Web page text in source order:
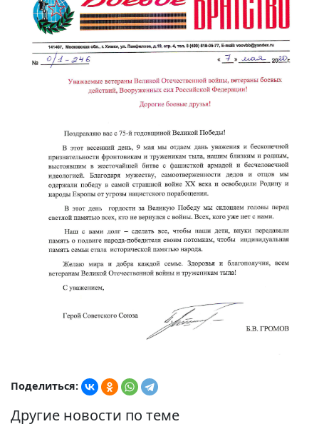
Поделиться:
Другие новости по теме